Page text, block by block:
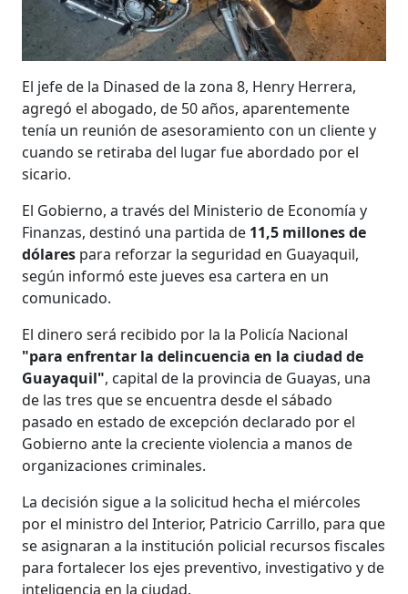
El jefe de la Dinased de la zona 8, Henry Herrera,
agregó el abogado, de 50 años, aparentemente
tenía un reunión de asesoramiento con un cliente y
cuando se retiraba del lugar fue abordado por el
sicario.
El Gobierno, a través del Ministerio de Economía y
Finanzas, destinó una partida de 11,5 millones de
dólares para reforzar la seguridad en Guayaquil,
según informó este jueves esa cartera en un
comunicado.
El dinero será recibido por la la Policía Nacional
"para enfrentar la delincuencia en la ciudad de
Guayaquil", capital de la provincia de Guayas, una
de las tres que se encuentra desde el sábado
pasado en estado de excepción declarado por el
Gobierno ante la creciente violencia a manos de
organizaciones criminales.
La decisión sigue a la solicitud hecha el miércoles
por el ministro del Interior, Patricio Carrillo, para que
se asignaran a la institución policial recursos fiscales
para fortalecer los ejes preventivo, investigativo y de
inteligencia en la ciudad.